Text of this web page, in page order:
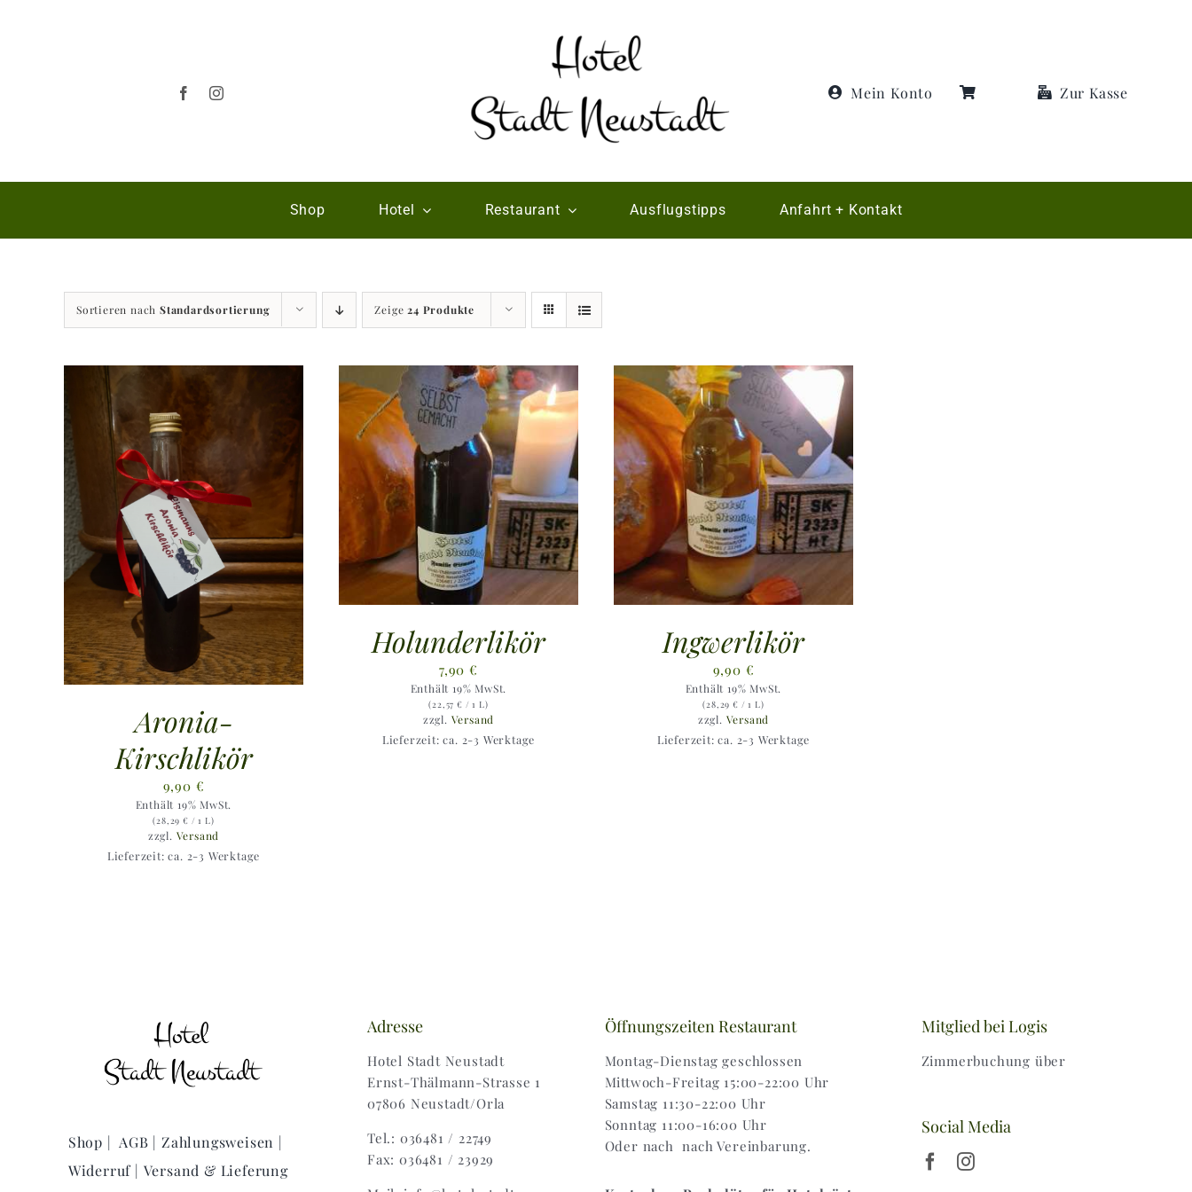
Mein Konto Zur Kasse
Shop Hotel Restaurant Ausflugstipps Anfahrt + Kontakt
Sortieren nach Standardsortierung Zeige 24 Produkte
Aronia-
Kirschlikör
9,90 €
Enthält 19% MwSt.
(28,29€ / 1 L)
zzgl. Versand
Lieferzeit: ca. 2-3 Werktage
Holunderlikör
7,90€
Enthält 19% MwSt.
(22,57€ / 1 L)
zzgl. Versand
Lieferzeit: ca. 2-3 Werktage
Ingwerlikör
9,90 €
Enthält 19% MwSt.
(28,29€ / 1 L)
zzgl. Versand
Lieferzeit: ca. 2-3 Werktage
Shop | AGB | Zahlungsweisen |
Widerruf | Versand & Lieferung
Adresse
Hotel Stadt Neustadt
Ernst-Thälmann-Strasse 1
07806 Neustadt/Orla
Tel.: 036481 / 22749
Fax: 036481 / 23929
Öffnungszeiten Restaurant
Montag-Dienstag geschlossen
Mittwoch-Freitag 15:00-22:00 Uhr
Samstag 11:30-22:00 Uhr
Sonntag 11:00-16:00 Uhr
Oder nach nach Vereinbarung.
Mitglied bei Logis
Zimmerbuchung über
Social Media